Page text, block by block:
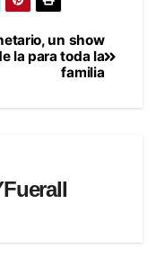
un show
la para toda la
familia